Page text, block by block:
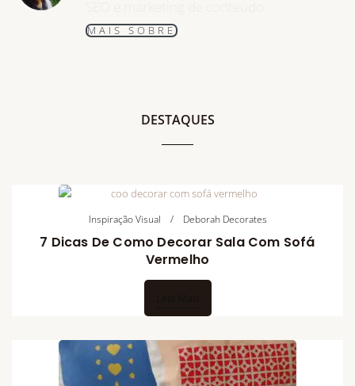
MAIS SOBRE
DESTAQUES
Inspiração Visual Deborah Decorates
7 Dicas De Como Decorar Sala Com Sofá
Vermelho